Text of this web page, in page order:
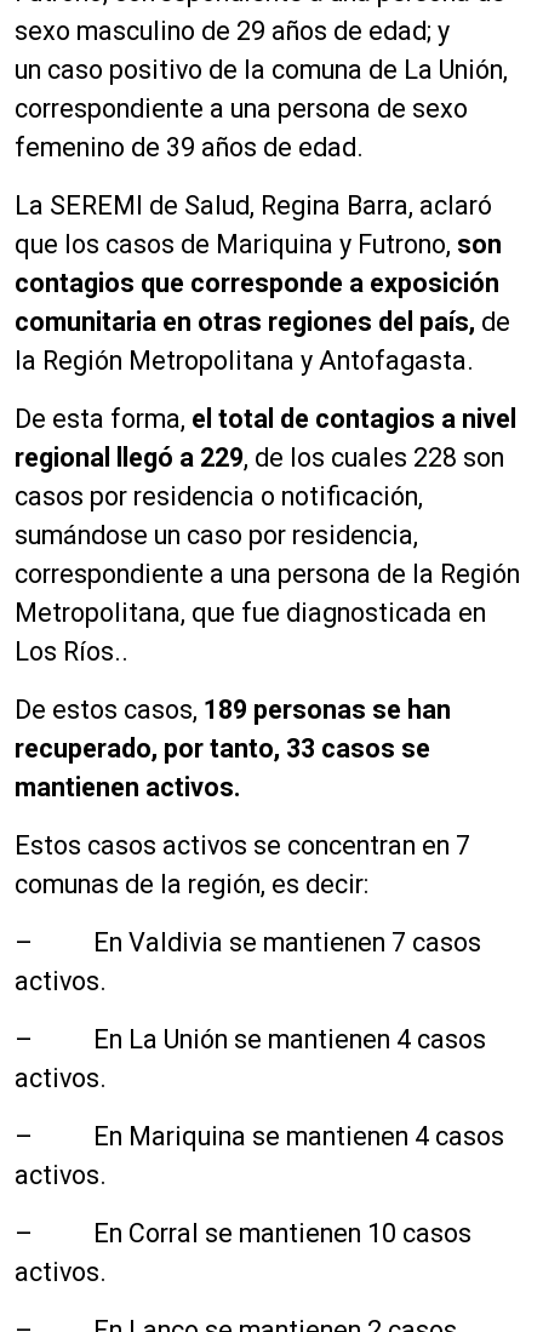
sexo masculino de 29 años de edad; y
un caso positivo de la comuna de La Unión,
correspondiente a una persona de sexo
femenino de 39 años de edad.
La SEREMI de Salud, Regina Barra, aclaró
que los casos de Mariquina y Futrono, son
contagios que corresponde a exposición
comunitaria en otras regiones del país, de
la Región Metropolitana y Antofagasta.
De esta forma, el total de contagios a nivel
regional llegó a 229, de los cuales 228 son
casos por residencia o notificación,
sumándose un caso por residencia,
correspondiente a una persona de la Región
Metropolitana, que fue diagnosticada en
Los Ríos..
De estos casos, 189 personas se han
recuperado, por tanto, 33 casos se
mantienen activos.
Estos casos activos se concentran en 7
comunas de la región, es decir:
– En Valdivia se mantienen 7 casos
activos.
– En La Unión se mantienen 4 casos
activos.
– En Mariquina se mantienen 4 casos
activos.
– En Corral se mantienen 10 casos
activos.